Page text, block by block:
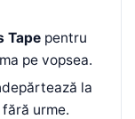
Tape pentru
pe vopsea.
la
urme.